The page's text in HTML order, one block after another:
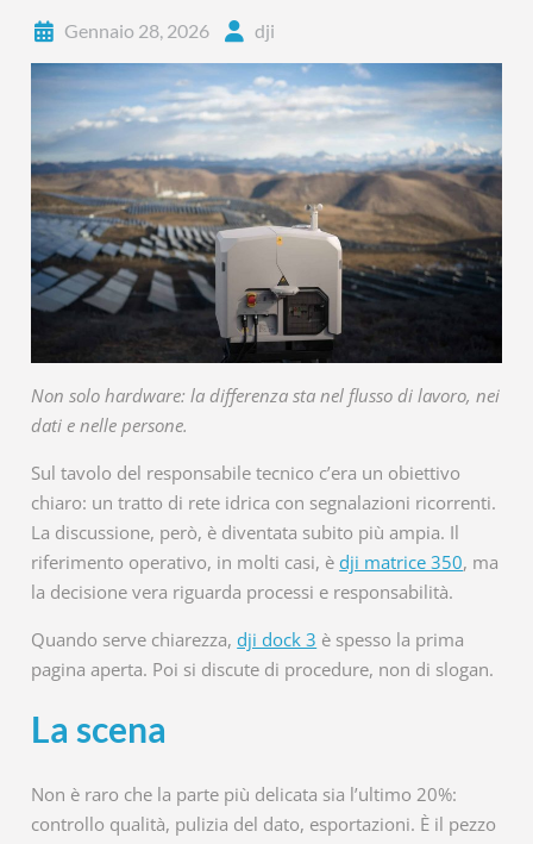
Gennaio 28, 2026 dji
Non solo hardware: la differenza sta nel flusso di lavoro, nei
dati e nelle persone.
Sul tavolo del responsabile tecnico c’era un obiettivo
chiaro: un tratto di rete idrica con segnalazioni ricorrenti.
La discussione, però, è diventata subito più ampia. Il
riferimento operativo, in molti casi, èdji matrice 350, ma
la decisione vera riguarda processi e responsabilità.
Quando serve chiarezza,dji dock 3 è spesso la prima
pagina aperta. Poi si discute di procedure, non di slogan.
La scena
Non è raro che la parte più delicata sia l’ultimo 20%:
controllo qualità, pulizia del dato, esportazioni. È il pezzo